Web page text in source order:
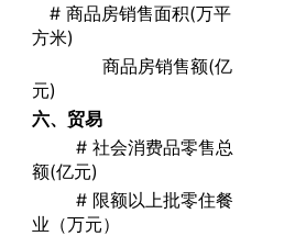
# 商品房销售面积(万平
方米)
商品房销售额(亿
元)
六、贸易
# 社会消费品零售总
额(亿元)
# 限额以上批零住餐
业（万元）